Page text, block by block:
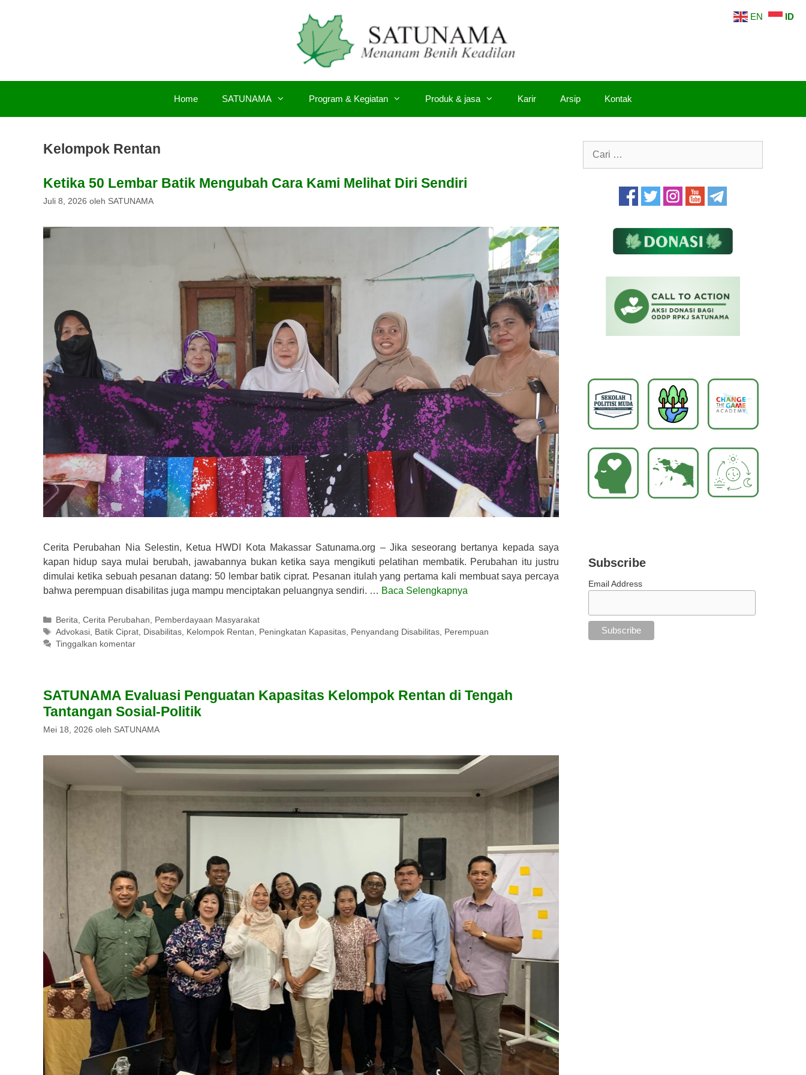
Home SATUNAMA Program & Kegiatan Produk & jasa Karir Arsip Kontak
Kelompok Rentan
Ketika 50 Lembar Batik Mengubah Cara Kami Melihat Diri Sendiri
Juli 8, 2026 oleh SATUNAMA
Cerita Perubahan Nia Selestin, Ketua HWDI Kota Makassar Satunama.org – Jika seseorang bertanya kepada saya
kapan hidup saya mulai berubah, jawabannya bukan ketika saya mengikuti pelatihan membatik. Perubahan itu justru
dimulai ketika sebuah pesanan datang: 50 lembar batik ciprat. Pesanan itulah yang pertama kali membuat saya percaya
bahwa perempuan disabilitas juga mampu menciptakan peluangnya sendiri. … Baca Selengkapnya
Kategori
Berita,Cerita Perubahan, Pemberdayaan Masyarakat
Tag
Advokasi, Batik Ciprat, Disabilitas, Kelompok Rentan, Peningkatan Kapasitas, Penyandang Disabilitas, Perempuan
Tinggalkan komentar
SATUNAMA Evaluasi Penguatan Kapasitas Kelompok Rentan di Tengah
Tantangan Sosial-Politik
Mei 18, 2026 oleh SATUNAMA
Cari
Subscribe
Email Address
EN ID